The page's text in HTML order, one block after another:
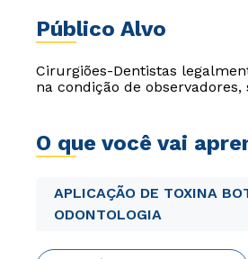
Público Alvo
Cirurgiões-Dentistas
na condição de
O que você vai
APLICAÇÃO DE TOXINA
ODONTOLOGIA